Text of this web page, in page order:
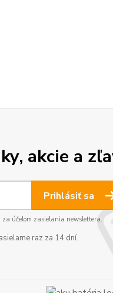
akcie a
Prihlásiť sa
za účelom zasielania newslettera.
raz za 14 dní.